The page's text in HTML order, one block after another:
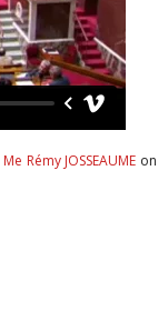
Me Rémy JOSSEAUME on